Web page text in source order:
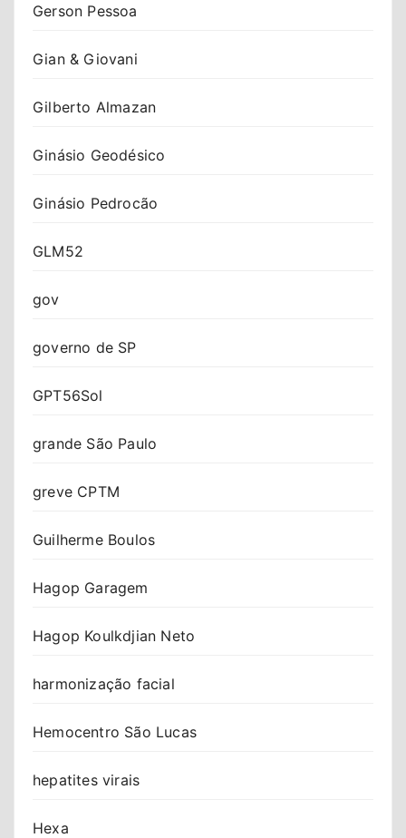
Gerson Pessoa
Gian & Giovani
Gilberto Almazan
Ginásio Geodésico
Ginásio Pedrocão
GLM52
gov
governo de SP
GPT56Sol
grande São Paulo
greve CPTM
Guilherme Boulos
Hagop Garagem
Hagop Koulkdjian Neto
harmonização facial
Hemocentro São Lucas
hepatites virais
Hexa